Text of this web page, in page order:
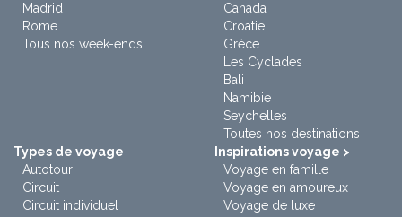
Madrid
Rome
Tous nos week-ends
Canada
Croatie
Grèce
Les Cyclades
Bali
Namibie
Seychelles
Toutes nos destinations
Types de voyage
Autotour
Circuit
Circuit individuel
Inspirations voyage >
Voyage en famille
Voyage en amoureux
Voyage de luxe